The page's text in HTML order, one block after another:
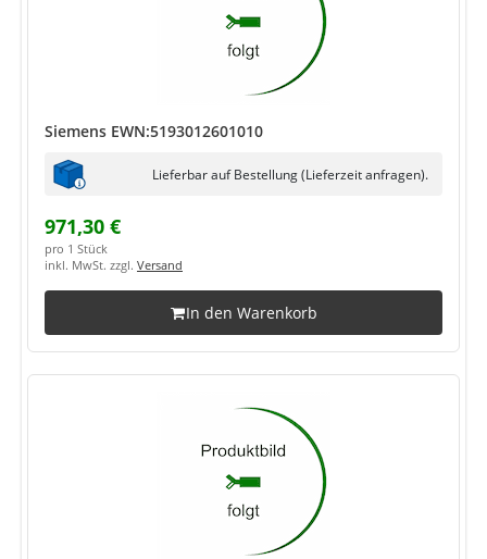
Siemens EWN:5193012601010
Lieferbar auf Bestellung (Lieferzeit anfragen).
971,30 €
pro 1 Stück
inkl. MwSt. zzgl. Versand
In den Warenkorb